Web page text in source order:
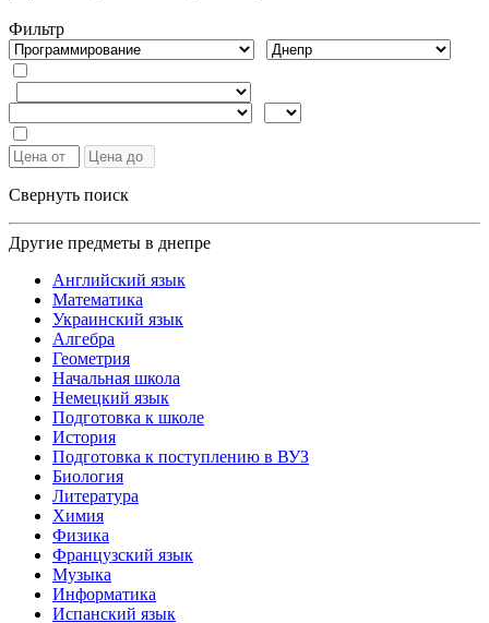
Фильтр
Свернуть поиск
Другие предметы в днепре
Английский язык
Математика
Украинский язык
Алгебра
Геометрия
Начальная школа
Немецкий язык
Подготовка к школе
История
Подготовка к поступлению в ВУЗ
Биология
Литература
Химия
Физика
Французский язык
Музыка
Информатика
Испанский язык